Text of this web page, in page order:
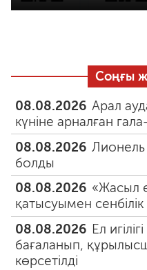
Соңғы
08.08.2026 Арал
күніне арналған
08.08.2026 Лионель
болды
08.08.2026 «Жасыл
қатысуымен сенбілік
08.08.2026 Ел
бағаланып,
көрсетілді